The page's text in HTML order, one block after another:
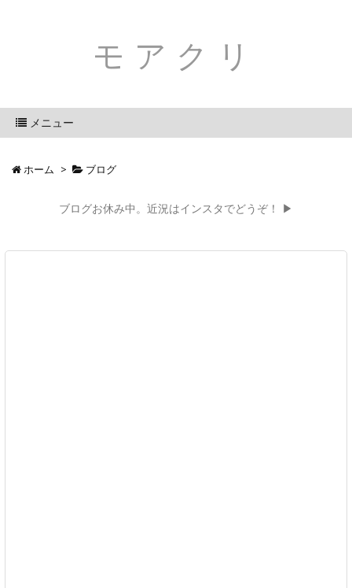
モアクリ
メニュー
ホーム > ブログ
ブログお休み中。近況はインスタでどうぞ！ ▶